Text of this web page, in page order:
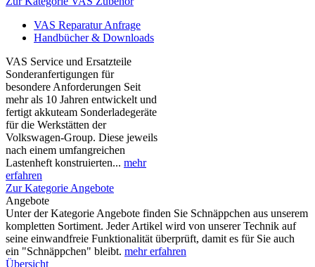
VAS Reparatur Anfrage
Handbücher & Downloads
VAS Service und Ersatzteile
Sonderanfertigungen für
besondere Anforderungen Seit
mehr als 10 Jahren entwickelt und
fertigt akkuteam Sonderladegeräte
für die Werkstätten der
Volkswagen-Group. Diese jeweils
nach einem umfangreichen
Lastenheft konstruierten... mehr
erfahren
Zur Kategorie Angebote
Angebote
Unter der Kategorie Angebote finden Sie Schnäppchen aus unserem
kompletten Sortiment. Jeder Artikel wird von unserer Technik auf
seine einwandfreie Funktionalität überprüft, damit es für Sie auch
ein "Schnäppchen" bleibt. mehr erfahren
Übersicht